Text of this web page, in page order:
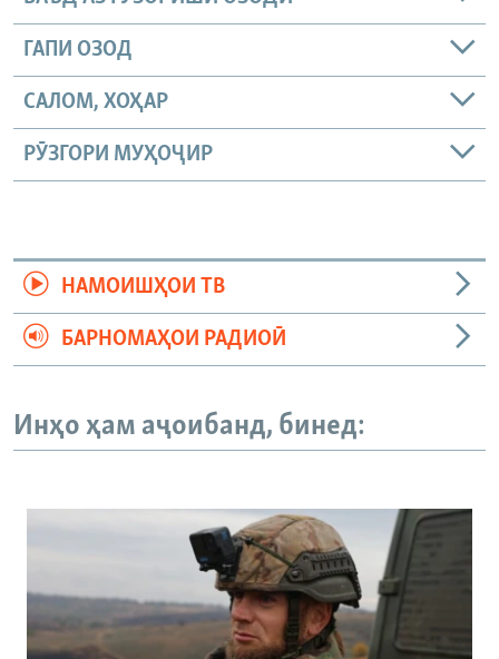
ГАПИ ОЗОД
САЛОМ, ХОҲАР
РӮЗГОРИ МУҲОҶИР
НАМОИШҲОИ ТВ
БАРНОМАҲОИ РАДИОӢ
Инҳо ҳам аҷоибанд, бинед: